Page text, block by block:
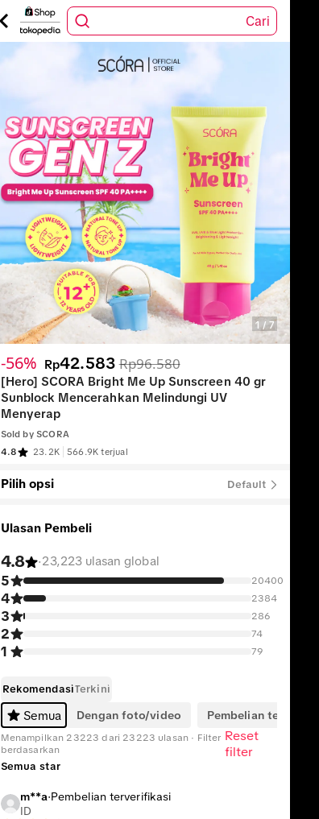
Cari
1 / 7
-56% Rp42.583 Rp96.580
[Hero] SCORA Bright Me Up Sunscreen 40 gr
Sunblock Mencerahkan Melindungi UV
Menyerap
Sold bySCORA
4.8
23.2K 566.9K terjual
Pilih opsi Default
Ulasan Pembeli
4.8 ·23,223 ulasan global
5 20400
4 2384
3 286
2 74
1 79
RekomendasiTerkini
Semua
Dengan foto/video Pembelian
Menampilkan 23223 dari 23223 ulasan · Filter
berdasarkan
Reset
filter
Semua star
m**a·Pembelian terverifikasi
ID